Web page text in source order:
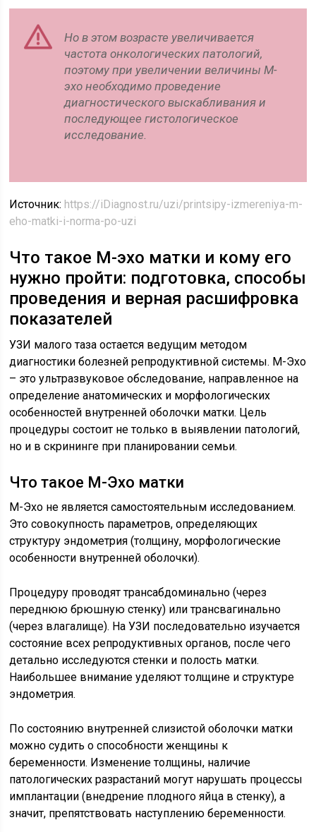
Но в этом возрасте увеличивается
частота онкологических патологий,
поэтому при увеличении величины М-
эхо необходимо проведение
диагностического выскабливания и
последующее гистологическое
исследование.
Источник: https://iDiagnost.ru/uzi/printsipy-izmereniya-m-
eho-matki-i-norma-po-uzi
Что такое М-эхо матки и кому его
нужно пройти: подготовка, способы
проведения и верная расшифровка
показателей
УЗИ малого таза остается ведущим методом
диагностики болезней репродуктивной системы. М-Эхо
– это ультразвуковое обследование, направленное на
определение анатомических и морфологических
особенностей внутренней оболочки матки. Цель
процедуры состоит не только в выявлении патологий,
но и в скрининге при планировании семьи.
Что такое М-Эхо матки
М-Эхо не является самостоятельным исследованием.
Это совокупность параметров, определяющих
структуру эндометрия (толщину, морфологические
особенности внутренней оболочки).
Процедуру проводят трансабдоминально (через
переднюю брюшную стенку) или трансвагинально
(через влагалище). На УЗИ последовательно изучается
состояние всех репродуктивных органов, после чего
детально исследуются стенки и полость матки.
Наибольшее внимание уделяют толщине и структуре
эндометрия.
По состоянию внутренней слизистой оболочки матки
можно судить о способности женщины к
беременности. Изменение толщины, наличие
патологических разрастаний могут нарушать процессы
имплантации (внедрение плодного яйца в стенку), а
значит, препятствовать наступлению беременности.